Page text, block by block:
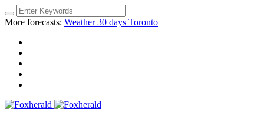
More forecasts: Weather 30 days Toronto